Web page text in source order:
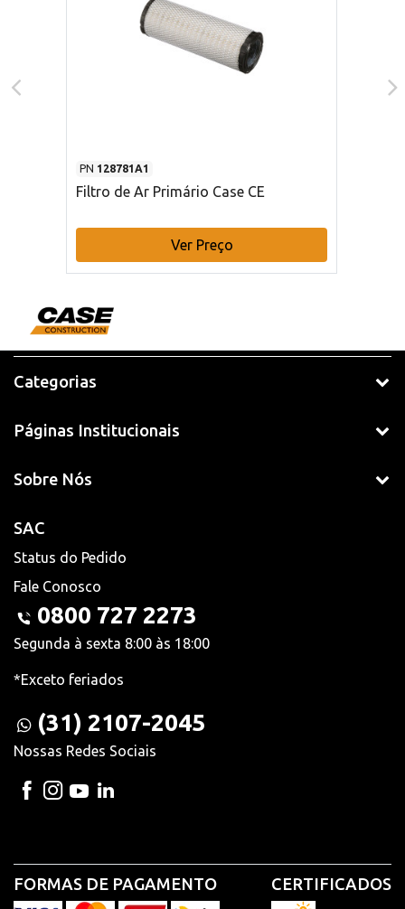
PN 128781A1
Filtro de Ar Primário Case CE
Ver Preço
Categorias
Páginas Institucionais
Sobre Nós
SAC
Status do Pedido
Fale Conosco
0800 727 2273
Segunda à sexta 8:00 às 18:00
*Exceto feriados
(31) 2107-2045
Nossas Redes Sociais
FORMAS DE PAGAMENTO CERTIFICADOS